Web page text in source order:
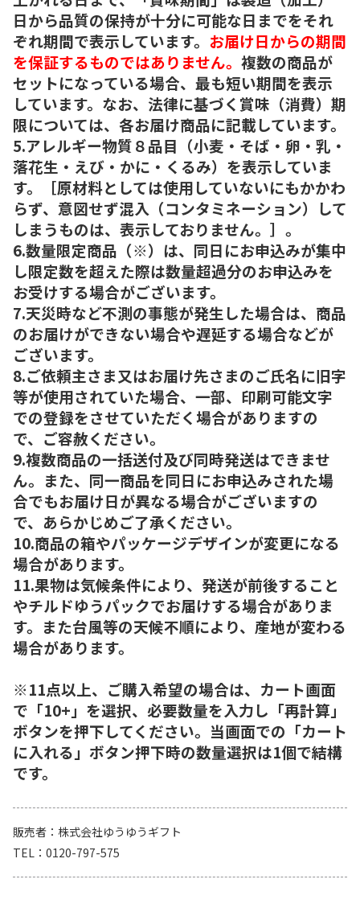
日から品質の保持が十分に可能な日までをそれ
ぞれ期間で表示しています。 お届け日からの期間
を保証するものではありません。 複数の商品が
セットになっている場合、最も短い期間を表示
しています。なお、法律に基づく賞味（消費）期
限については、各お届け商品に記載しています。
5.アレルギー物質８品目（小麦・そば・卵・乳・
落花生・えび・かに・くるみ）を表示していま
す。［原材料としては使用していないにもかかわ
らず、意図せず混入（コンタミネーション）して
しまうものは、表示しておりません。］。
6.数量限定商品（※）は、同日にお申込みが集中
し限定数を超えた際は数量超過分のお申込みを
お受けする場合がございます。
7.天災時など不測の事態が発生した場合は、商品
のお届けができない場合や遅延する場合などが
ございます。
8.ご依頼主さま又はお届け先さまのご氏名に旧字
等が使用されていた場合、一部、印刷可能文字
での登録をさせていただく場合がありますの
で、ご容赦ください。
9.複数商品の一括送付及び同時発送はできませ
ん。また、同一商品を同日にお申込みされた場
合でもお届け日が異なる場合がございますの
で、あらかじめご了承ください。
10.商品の箱やパッケージデザインが変更になる
場合があります。
11.果物は気候条件により、発送が前後すること
やチルドゆうパックでお届けする場合がありま
す。また台風等の天候不順により、産地が変わる
場合があります。
※11点以上、ご購入希望の場合は、カート画面
で「10+」を選択、必要数量を入力し「再計算」
ボタンを押下してください。当画面での「カート
に入れる」ボタン押下時の数量選択は1個で結構
です。
販売者
株式会社ゆうゆうギフト
TEL
0120-797-575